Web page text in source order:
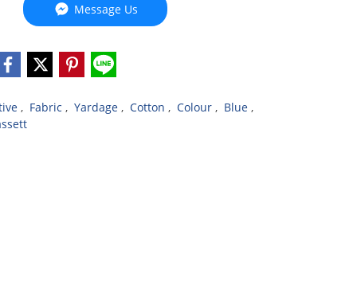
Message Us
, Fabric , Yardage , Cotton , Colour , Blue ,